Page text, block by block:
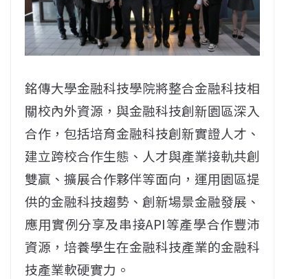
銘傳大學金融科技學院將整合金融科技相
關校內外資源，與金融科技創新園區深入
合作，包括培育金融科技創新實證人才、
建立跨校合作生態、人才與產業接軌共創
雙贏、擴展合作夥伴等面向，運用園區提
供的金融科技趨勢、創新場景金融發展、
應用實例分享及串接API等產學合作豐沛
資源，培養學生在金融科技產業的金融科
技產業軟硬實力。